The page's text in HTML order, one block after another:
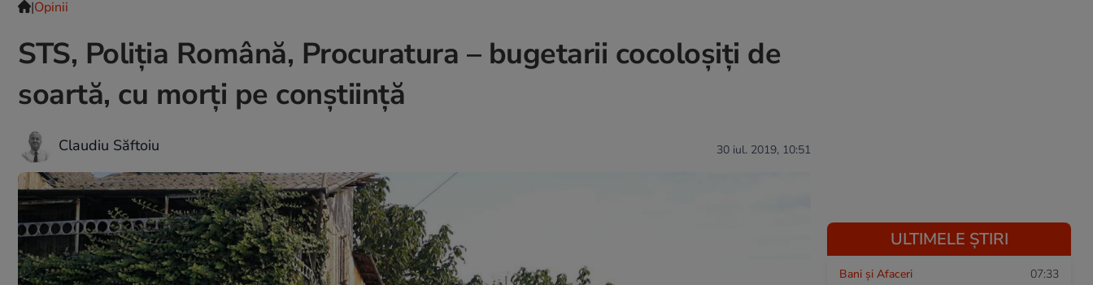
|Opinii
STS, Poliția Română, Procuratura – bugetarii cocoloșiți de
soartă, cu morți pe conștiință
Claudiu Săftoiu 30 iul. 2019, 10:51
ULTIMELE ȘTIRI
Bani și Afaceri 07:33